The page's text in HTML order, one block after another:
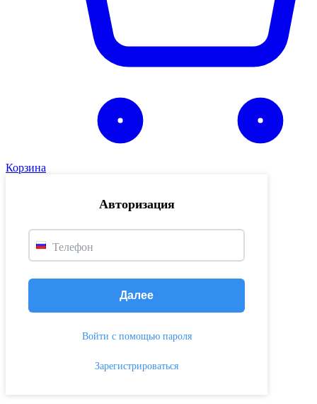
Корзина
Авторизация
Телефон
Далее
Войти с помощью пароля
Зарегистрироваться